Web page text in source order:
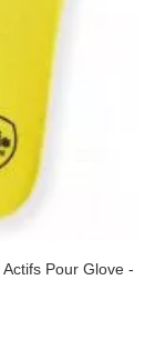
Pour Glove -